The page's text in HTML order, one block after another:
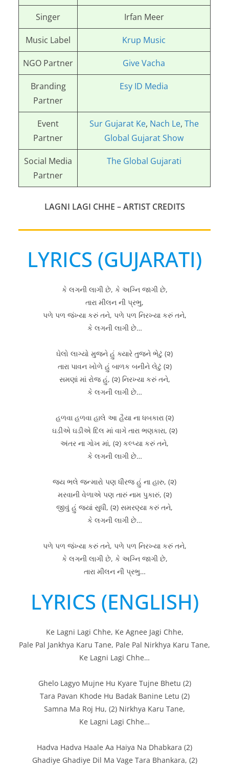
Singer Irfan Meer
Music Label Krup Music
NGO Partner Give Vacha
Branding
Partner
Esy ID Media
Event
Partner
Sur Gujarat Ke, Nach Le, The
Global Gujarat Show
Social Media
Partner
The Global Gujarati
LAGNI LAGI CHHE – ARTIST CREDITS
LYRICS (GUJARATI)
કે લગની લાગી છે, કે અગ્નિ જાગી છે,
તારા મીલન ની પ્રભુ,
પળે પળ જંખ્યા કરું તને, પળે પળ નિરખ્યા કરું તને,
કે લગની લાગી છે…
ઘેલો લાગ્યો મુજને હું ક્યારે તુજને ભેટું (૨)
તારા પાવન ખોળે હું બાળક બનીને લેટું (૨)
સમણાં માં રોજ હું, (૨) નિરખ્યા કરું તને,
કે લગની લાગી છે…
હળવા હળવા હાલે આ હૈયા ના ધબકારા (૨)
ઘડીએ ઘડીએ દિલ માં વાગે તારા ભણકારા, (૨)
અંતર ના ગોખ માં, (૨) કલ્પ્યા કરું તને,
કે લગની લાગી છે…
જય ભલે જન્મારો પણ ધીરજ હું ના હારુ, (૨)
મરવાની વેળાએ પણ તારું નામ પુકારું, (૨)
જીવું હું જ્યાં સુધી, (૨) સમરણ્યા કરું તને,
કે લગની લાગી છે…
પળે પળ જંખ્યા કરું તને, પળે પળ નિરખ્યા કરું તને,
કે લગની લાગી છે, કે અગ્નિ જાગી છે,
તારા મીલન ની પ્રભુ…
LYRICS (ENGLISH)
Ke Lagni Lagi Chhe, Ke Agnee Jagi Chhe,
Pale Pal Jankhya Karu Tane, Pale Pal Nirkhya Karu Tane,
Ke Lagni Lagi Chhe…
Ghelo Lagyo Mujne Hu Kyare Tujne Bhetu (2)
Tara Pavan Khode Hu Badak Banine Letu (2)
Samna Ma Roj Hu, (2) Nirkhya Karu Tane,
Ke Lagni Lagi Chhe…
Hadva Hadva Haale Aa Haiya Na Dhabkara (2)
Ghadiye Ghadiye Dil Ma Vage Tara Bhankara, (2)